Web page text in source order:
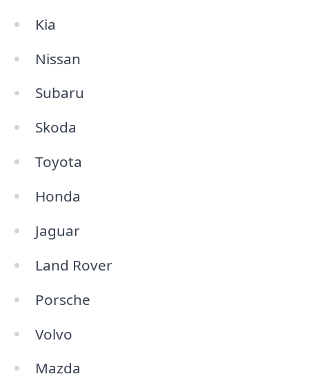
Kia
Nissan
Subaru
Skoda
Toyota
Honda
Jaguar
Land Rover
Porsche
Volvo
Mazda